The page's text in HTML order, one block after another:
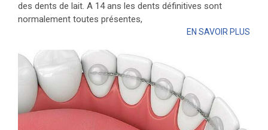
des dents de lait. A 14 ans les dents définitives sont
normalement toutes présentes,
EN SAVOIR PLUS